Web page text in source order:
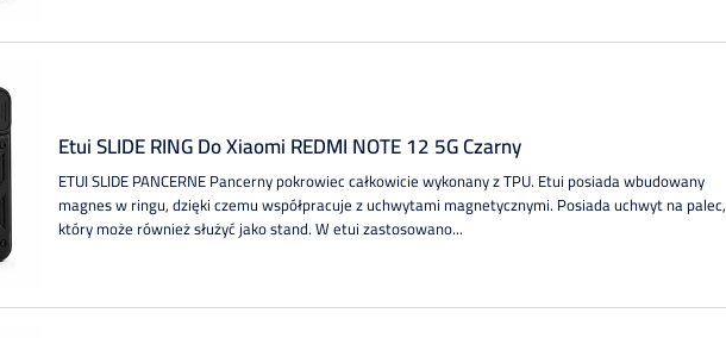
Etui SLIDE RING Do Xiaomi REDMI NOTE 12 5G Czarny
ETUI SLIDE PANCERNE Pancerny pokrowiec całkowicie wykonany z TPU. Etui posiada wbudowany
magnes w ringu, dzięki czemu współpracuje z uchwytami magnetycznymi. Posiada uchwyt na palec,
który może również służyć jako stand. W etui zastosowano...